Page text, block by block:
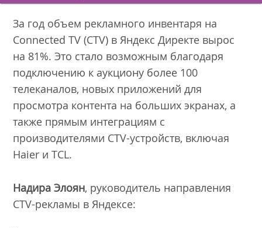
За год объем рекламного инвентаря на
Connected TV (CTV) в Яндекс Директе вырос
на 81%. Это стало возможным благодаря
подключению к аукциону более 100
телеканалов, новых приложений для
просмотра контента на больших экранах, а
также прямым интеграциям с
производителями CTV-устройств, включая
Haier и TCL.
Надира Элоян, руководитель направления
СTV-рекламы в Яндексе: